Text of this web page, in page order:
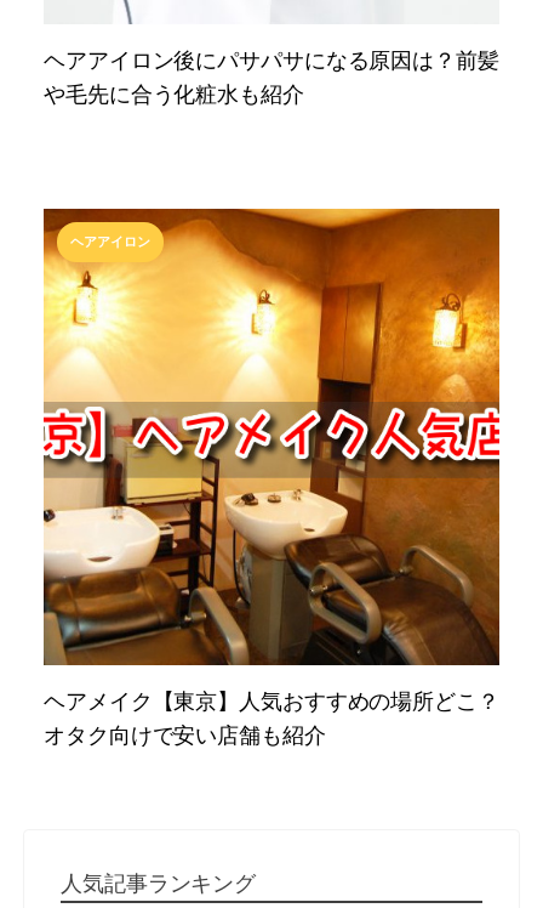
ヘアアイロン後にパサパサになる原因は？前髪
や毛先に合う化粧水も紹介
ヘアアイロン
ヘアメイク【東京】人気おすすめの場所どこ？
オタク向けで安い店舗も紹介
人気記事ランキング